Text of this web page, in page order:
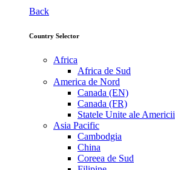
Back
Country Selector
Africa
Africa de Sud
America de Nord
Canada (EN)
Canada (FR)
Statele Unite ale Americii
Asia Pacific
Cambodgia
China
Coreea de Sud